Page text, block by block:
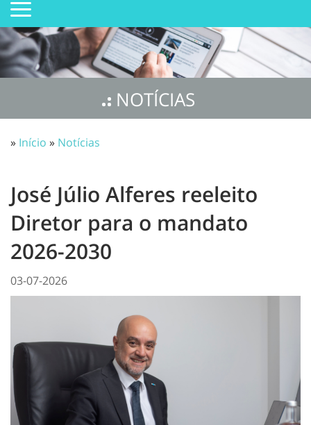
NOTÍCIAS
» Início » Notícias
José Júlio Alferes reeleito
Diretor para o mandato
2026-2030
03-07-2026